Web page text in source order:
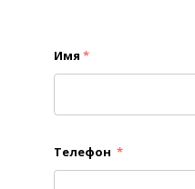
Имя *
Телефон *